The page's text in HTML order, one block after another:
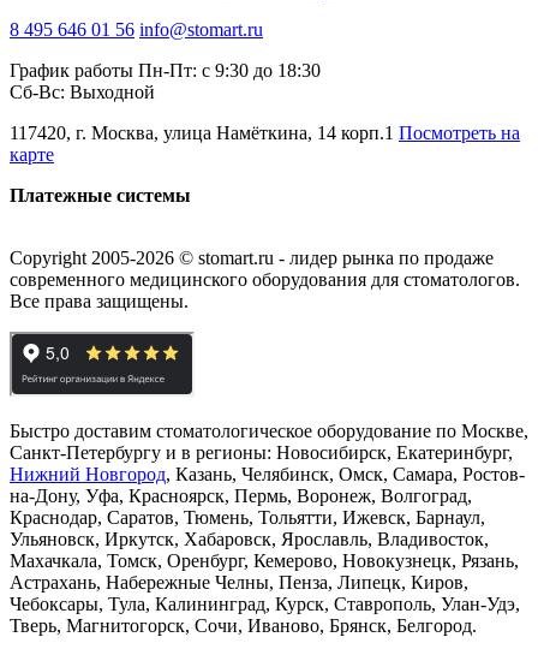
8 495 646 01 56 info@stomart.ru
График работы Пн-Пт: с 9:30 до 18:30
Сб-Вс: Выходной
117420, г. Москва, улица Намёткина, 14 корп.1 Посмотреть на
карте
Платежные системы
Copyright 2005-2026 © stomart.ru - лидер рынка по продаже
современного медицинского оборудования для стоматологов.
Все права защищены.
Быстро доставим стоматологическое оборудование по Москве,
Санкт-Петербургу и в регионы: Новосибирск, Екатеринбург,
Нижний Новгород, Казань, Челябинск, Омск, Самара, Ростов-
на-Дону, Уфа, Красноярск, Пермь, Воронеж, Волгоград,
Краснодар, Саратов, Тюмень, Тольятти, Ижевск, Барнаул,
Ульяновск, Иркутск, Хабаровск, Ярославль, Владивосток,
Махачкала, Томск, Оренбург, Кемерово, Новокузнецк, Рязань,
Астрахань, Набережные Челны, Пенза, Липецк, Киров,
Чебоксары, Тула, Калининград, Курск, Ставрополь, Улан-Удэ,
Тверь, Магнитогорск, Сочи, Иваново, Брянск, Белгород.